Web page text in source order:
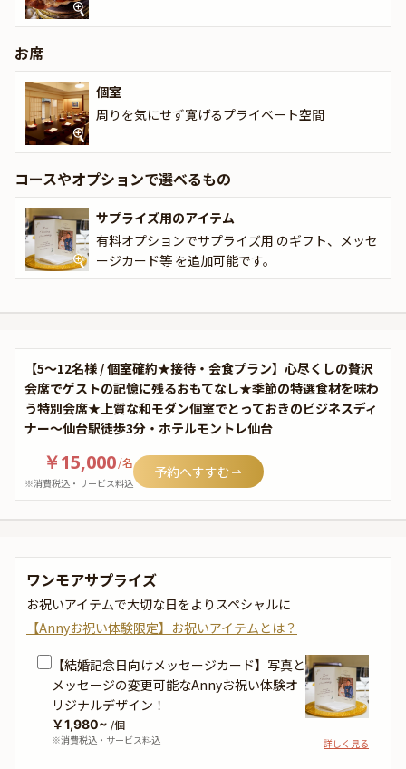
付けすることが出来ます。メッセージカードは着席時に、ギフトは
デザートタイムにご予約主様にお渡し致しますので、サプライズに
お役立てください。詳しくは本ページ中段の「お祝いアイテム」の
欄で、選んで頂けます。
また、「隨縁亭」では、宮城県産の日本酒を豊富に取り揃えており
ます。極上のお料理と上質なお酒の相性を是非お楽しみください。
記憶に残る、とっておきの贅沢なひとときになることをお約束いた
お席
個室
周りを気にせず寛げるプライベート空間
コースやオプションで選べるもの
サプライズ用のアイテム
有料オプションでサプライズ用 のギフト、メッセ
ージカード等 を追加可能です。
【5〜12名様 / 個室確約★接待・会食プラン】心尽くしの贅沢
会席でゲストの記憶に残るおもてなし★季節の特選食材を味わ
う特別会席★上質な和モダン個室でとっておきのビジネスディ
ナー〜仙台駅徒歩3分・ホテルモントレ仙台
￥15,000/名
※消費税込・サービス料込
予約へすすむ
ワンモアサプライズ
お祝いアイテムで大切な日をよりスペシャルに
【Annyお祝い体験限定】お祝いアイテムとは？
【結婚記念日向けメッセージカード】写真と
メッセージの変更可能なAnnyお祝い体験オ
リジナルデザイン！
￥1,980~ /個
※消費税込・サービス料込
詳しく見る